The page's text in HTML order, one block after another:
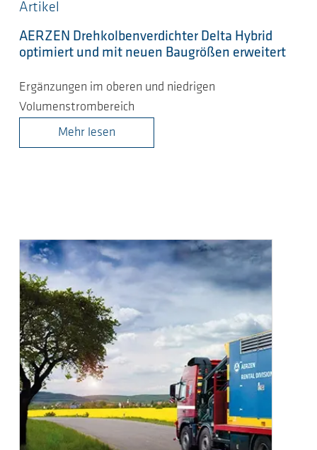
Artikel
AERZEN Drehkolbenverdichter Delta Hybrid
optimiert und mit neuen Baugrößen erweitert
Ergänzungen im oberen und niedrigen
Volumenstrombereich
Mehr lesen